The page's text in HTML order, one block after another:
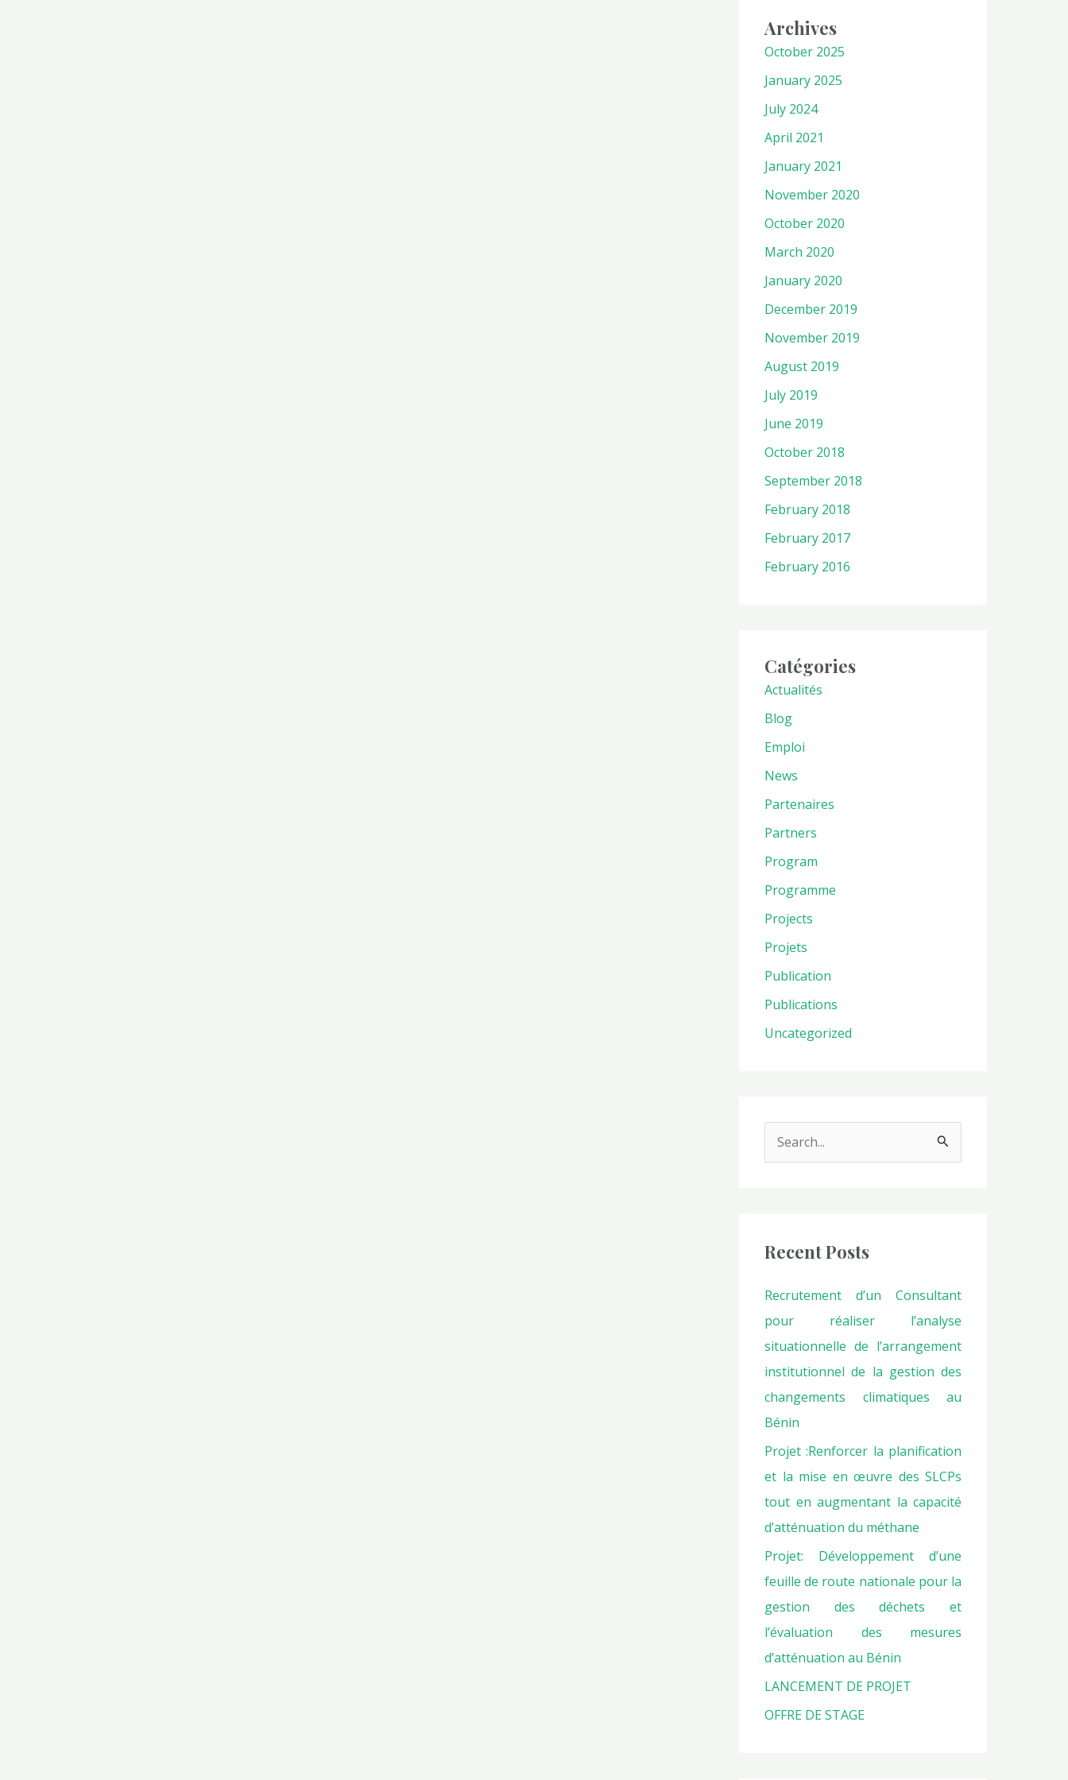
Archives
October 2025
January 2025
July 2024
April 2021
January 2021
November 2020
October 2020
March 2020
January 2020
December 2019
November 2019
August 2019
July 2019
June 2019
October 2018
September 2018
February 2018
February 2017
February 2016
Catégories
Actualités
Blog
Emploi
News
Partenaires
Partners
Program
Programme
Projects
Projets
Publication
Publications
Uncategorized
c
f
o
r
:
Recent Posts
Recrutement d’un Consultant
pour réaliser l’analyse
situationnelle de l’arrangement
institutionnel de la gestion des
changements climatiques au
Bénin
Projet :Renforcer la planification
et la mise en œuvre des SLCPs
tout en augmentant la capacité
d’atténuation du méthane
Projet: Développement d’une
feuille de route nationale pour la
gestion des déchets et
l’évaluation des mesures
d’atténuation au Bénin
LANCEMENT DE PROJET
OFFRE DE STAGE